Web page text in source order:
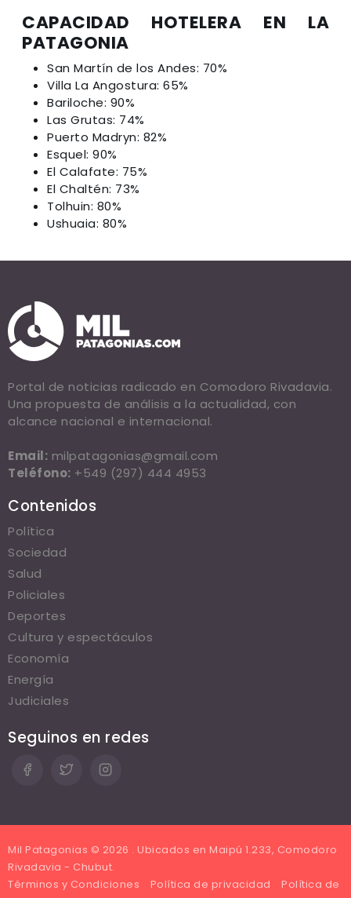
CAPACIDAD HOTELERA EN LA
PATAGONIA
San Martín de los Andes: 70%
Villa La Angostura: 65%
Bariloche: 90%
Las Grutas: 74%
Puerto Madryn: 82%
Esquel: 90%
El Calafate: 75%
El Chaltén: 73%
Tolhuin: 80%
Ushuaia: 80%
Portal de noticias radicado en Comodoro Rivadavia.
Una propuesta de análisis a la actualidad, con
alcance nacional e internacional.
Email: milpatagonias@gmail.com
Teléfono: +549 (297) 444 4953
Contenidos
Política
Sociedad
Salud
Policiales
Deportes
Cultura y espectáculos
Economía
Energía
Judiciales
Seguinos en redes
Mil Patagonias © 2026 . Ubicados en Maipú 1.233, Comodoro
Rivadavia - Chubut.
Términos y Condiciones
Política de privacidad
Política de